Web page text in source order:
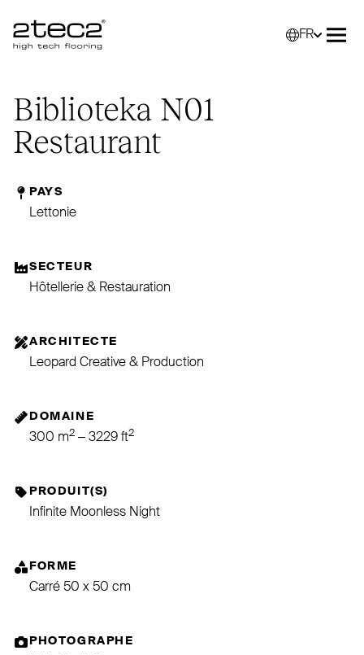
Primary
FR
Biblioteka N01
Restaurant
PAYS
Lettonie
SECTEUR
Hôtellerie & Restauration
ARCHITECTE
Leopard Creative & Production
DOMAINE
300 m2 – 3229 ft2
PRODUIT(S)
Infinite Moonless Night
FORME
Carré 50 x 50 cm
PHOTOGRAPHE